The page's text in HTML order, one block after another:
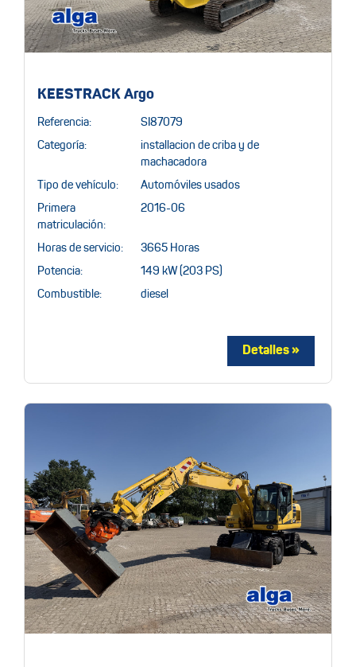
KEESTRACK Argo
Referencia: SI87079
Categoría:
installacion de criba y de
machacadora
Tipo de vehículo: Automóviles usados
Primera
matriculación:
2016-06
Horas de servicio: 3665 Horas
Potencia: 149 kW (203 PS)
Combustible: diesel